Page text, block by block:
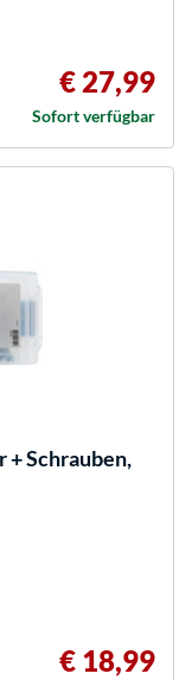
€ 27,99
Sofort verfügbar
+ Schrauben,
€ 18,99